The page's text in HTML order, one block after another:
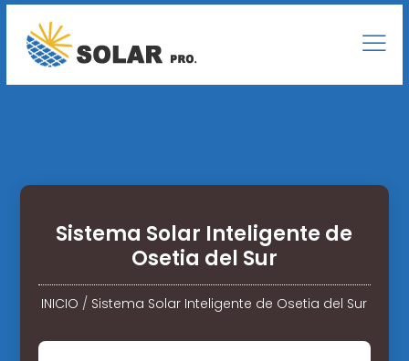
Sistema Solar Inteligente de
Osetia del Sur
INICIO / Sistema Solar Inteligente de Osetia del Sur